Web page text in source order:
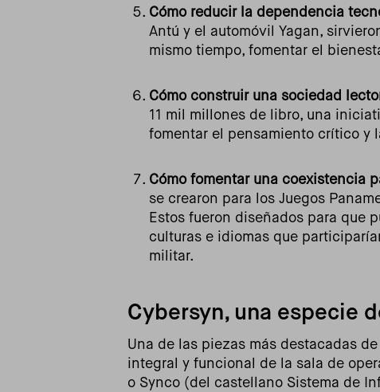
Cómo reducir la dependencia
Antú y el automóvil Yagan,
mismo tiempo, fomentar el
Cómo construir una sociedad
11 mil millones de libro, una
fomentar el pensamiento crítico y
Cómo fomentar una coexistencia
se crearon para los Juegos
Estos fueron diseñados para que
culturas e idiomas que
militar.
Cybersyn, una especie
Una de las piezas más destacadas
integral y funcional de la sala de
o Synco (del castellano Sistema de